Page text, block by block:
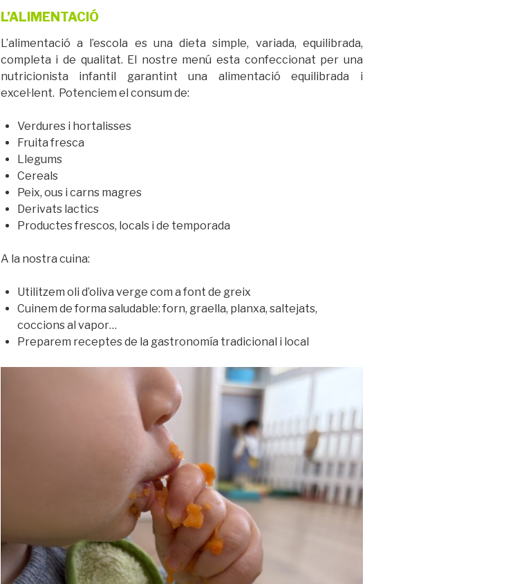
L’ALIMENTACIÓ
L’alimentació a l’escola es una dieta simple, variada, equilibrada,
completa i de qualitat. El nostre menú esta confeccionat per una
nutricionista infantil garantint una alimentació equilibrada i
excel·lent. Potenciem el consum de:
Verdures i hortalisses
Fruita fresca
Llegums
Cereals
Peix, ous i carns magres
Derivats lactics
Productes frescos, locals i de temporada
A la nostra cuina:
Utilitzem oli d’oliva verge com a font de greix
Cuinem de forma saludable: forn, graella, planxa, saltejats,
coccions al vapor…
Preparem receptes de la gastronomía tradicional i local